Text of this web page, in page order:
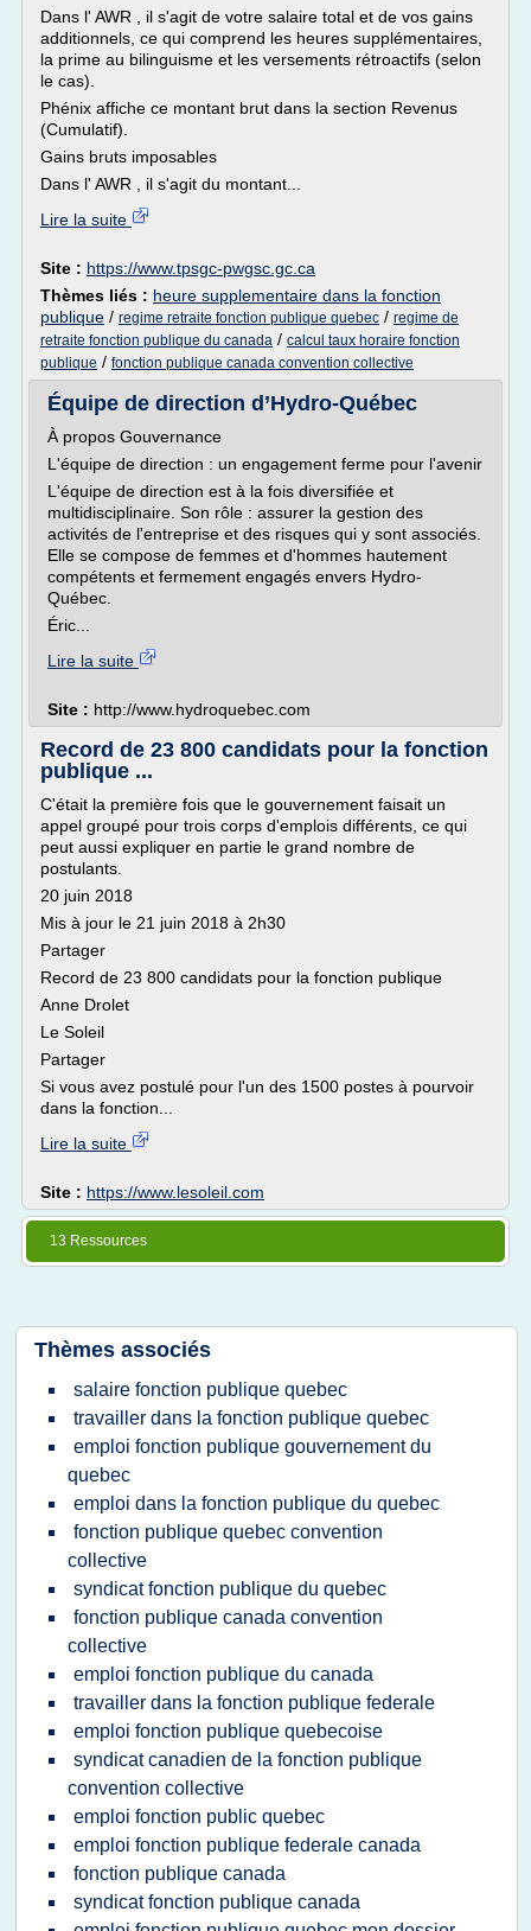
Dans l' AWR , il s'agit de votre salaire total et de vos gains
additionnels, ce qui comprend les heures supplémentaires,
la prime au bilinguisme et les versements rétroactifs (selon
le cas).
Phénix affiche ce montant brut dans la section Revenus
(Cumulatif).
Gains bruts imposables
Dans l' AWR , il s'agit du montant...
Lire la suite
Site : https://www.tpsgc-pwgsc.gc.ca
Thèmes liés : heure supplementaire dans la fonction
publique / regime retraite fonction publique quebec / regime de
retraite fonction publique du canada / calcul taux horaire fonction
publique / fonction publique canada convention collective
Équipe de direction d’Hydro-Québec
À propos Gouvernance
L'équipe de direction : un engagement ferme pour l'avenir
L'équipe de direction est à la fois diversifiée et
multidisciplinaire. Son rôle : assurer la gestion des
activités de l'entreprise et des risques qui y sont associés.
Elle se compose de femmes et d'hommes hautement
compétents et fermement engagés envers Hydro-
Québec.
Éric...
Lire la suite
Site : http://www.hydroquebec.com
Record de 23 800 candidats pour la fonction
publique ...
C'était la première fois que le gouvernement faisait un
appel groupé pour trois corps d'emplois différents, ce qui
peut aussi expliquer en partie le grand nombre de
postulants.
20 juin 2018
Mis à jour le 21 juin 2018 à 2h30
Partager
Record de 23 800 candidats pour la fonction publique
Anne Drolet
Le Soleil
Partager
Si vous avez postulé pour l'un des 1500 postes à pourvoir
dans la fonction...
Lire la suite
Site : https://www.lesoleil.com
13 Ressources
Thèmes associés
salaire fonction publique quebec
travailler dans la fonction publique quebec
emploi fonction publique gouvernement du
quebec
emploi dans la fonction publique du quebec
fonction publique quebec convention
collective
syndicat fonction publique du quebec
fonction publique canada convention
collective
emploi fonction publique du canada
travailler dans la fonction publique federale
emploi fonction publique quebecoise
syndicat canadien de la fonction publique
convention collective
emploi fonction public quebec
emploi fonction publique federale canada
fonction publique canada
syndicat fonction publique canada